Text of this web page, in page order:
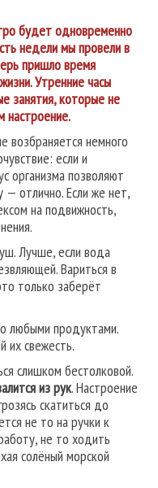
будет одновременно
недели мы провели в
пришло время
Утренние часы
занятия, которые не
настроение.
возбраняется немного
если и
организма позволяют
отлично. Если же нет,
на подвижность,
Лучше, если вода
Вариться в
только заберёт
любыми продуктами.
их свежесть.
слишком бестолковой.
из рук. Настроение
скатиться до
не то на ручки к
не то ходить
солёный морской